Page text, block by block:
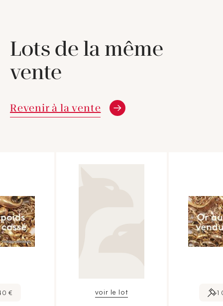
Lots de la même
vente
Revenir à la vente
€ voir le lot 1